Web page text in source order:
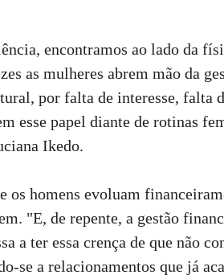
encontramos ao lado da
as mulheres abrem mão da
por falta de interesse, falta
esse papel diante de rotinas
Ikedo.
os homens evoluam
"E, de repente, a gestão
a ter essa crença de que não
se a relacionamentos que já